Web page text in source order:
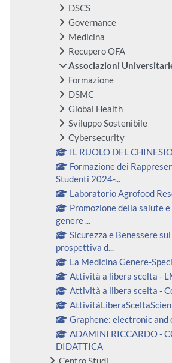
DSCS
Governance
Medicina
Recupero OFA
Associazioni
Formazione
DSMC
Global Health
Sviluppo Sostenibile
Cybersecurity
IL RUOLO DEL
Formazione dei
Studenti 2024-...
Laboratorio Agrofood
Promozione della salute
genere ...
Sicurezza e Benessere
prospettiva d...
La Medicina Genere-
Attività a libera scelta -
Attività a libera scelta -
Graphene: electronic
ADAMINI RICCARDO -
DIDATTICA
Centro Studi